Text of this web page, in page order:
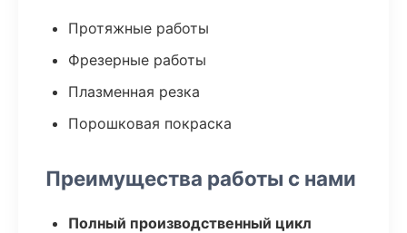
Протяжные работы
Фрезерные работы
Плазменная резка
Порошковая покраска
Преимущества работы с нами
Полный производственный цикл